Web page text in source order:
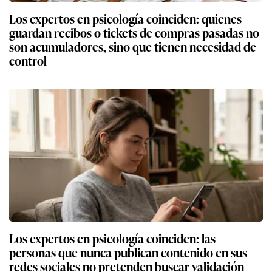
Los expertos en psicología coinciden: quienes
guardan recibos o tickets de compras pasadas no
son acumuladores, sino que tienen necesidad de
control
Los expertos en psicología coinciden: las
personas que nunca publican contenido en sus
redes sociales no pretenden buscar validación